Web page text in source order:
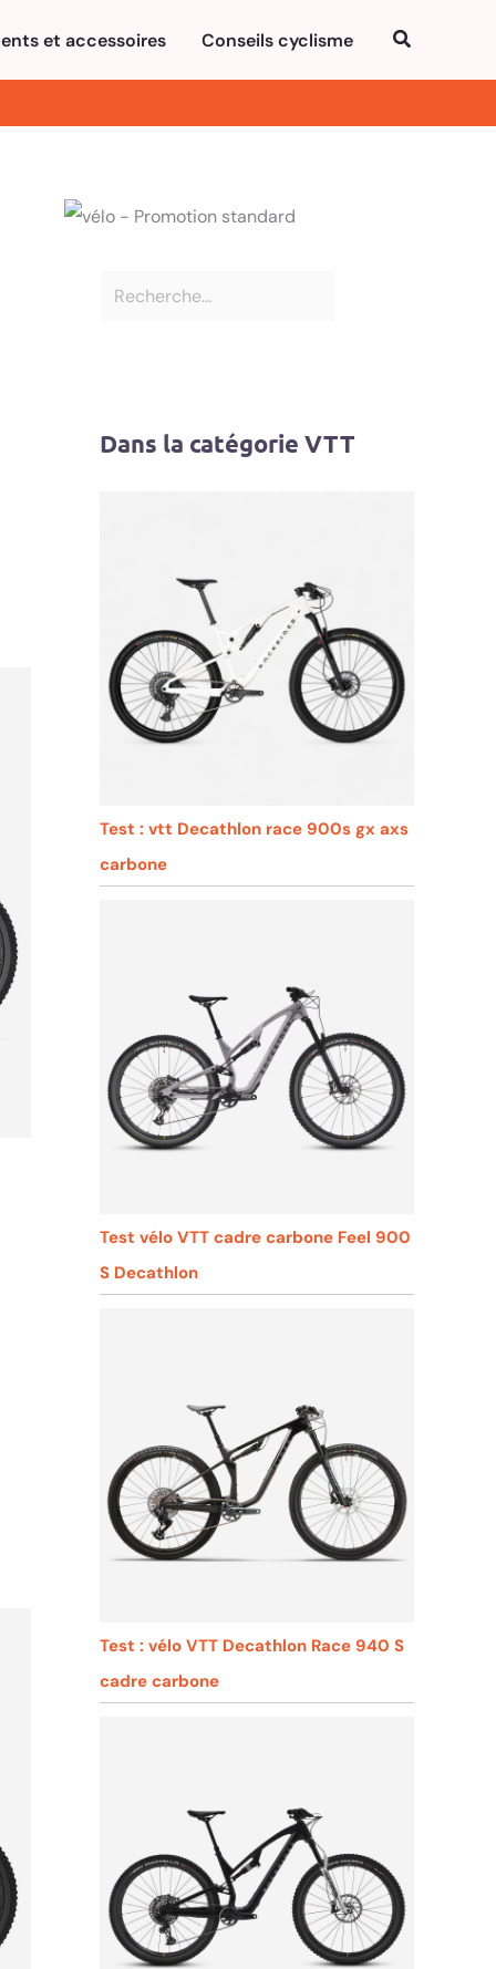
et accessoires Conseils cyclisme Rechercher
e
c
h
c
Dans la catégorie VTT
Test : vtt Decathlon race 900s gx axs
carbone
Test vélo VTT cadre carbone Feel 900
S Decathlon
Test : vélo VTT Decathlon Race 940 S
cadre carbone